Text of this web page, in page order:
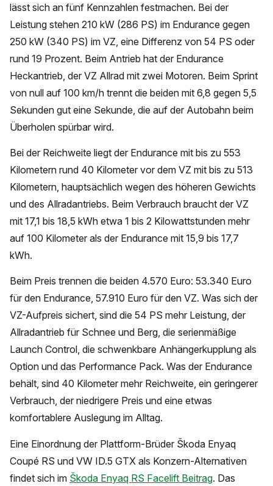
lässt sich an fünf Kennzahlen festmachen. Bei der
Leistung stehen 210 kW (286 PS) im Endurance gegen
250 kW (340 PS) im VZ, eine Differenz von 54 PS oder
rund 19 Prozent. Beim Antrieb hat der Endurance
Heckantrieb, der VZ Allrad mit zwei Motoren. Beim Sprint
von null auf 100 km/h trennt die beiden mit 6,8 gegen 5,5
Sekunden gut eine Sekunde, die auf der Autobahn beim
Überholen spürbar wird.
Bei der Reichweite liegt der Endurance mit bis zu 553
Kilometern rund 40 Kilometer vor dem VZ mit bis zu 513
Kilometern, hauptsächlich wegen des höheren Gewichts
und des Allradantriebs. Beim Verbrauch braucht der VZ
mit 17,1 bis 18,5 kWh etwa 1 bis 2 Kilowattstunden mehr
auf 100 Kilometer als der Endurance mit 15,9 bis 17,7
kWh.
Beim Preis trennen die beiden 4.570 Euro: 53.340 Euro
für den Endurance, 57.910 Euro für den VZ. Was sich der
VZ-Aufpreis sichert, sind die 54 PS mehr Leistung, der
Allradantrieb für Schnee und Berg, die serienmäßige
Launch Control, die schwenkbare Anhängerkupplung als
Option und das Performance Pack. Was der Endurance
behält, sind 40 Kilometer mehr Reichweite, ein geringerer
Verbrauch, der niedrigere Preis und eine etwas
komfortablere Auslegung im Alltag.
Eine Einordnung der Plattform-Brüder Škoda Enyaq
Coupé RS und VW ID.5 GTX als Konzern-Alternativen
findet sich im Škoda Enyaq RS Facelift Beitrag. Das